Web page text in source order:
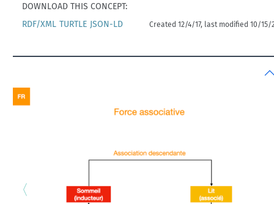
DOWNLOAD THIS CONCEPT:
RDF/XML TURTLE JSON-LD Created 12/4/17, last modified 10/15/